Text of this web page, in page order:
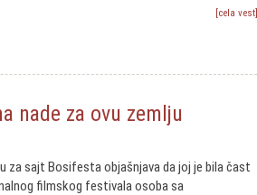
[cela vest]
nade za ovu zemlju
za sajt Bosifesta objašnjava da joj je bila čast
filmskog festivala osoba sa